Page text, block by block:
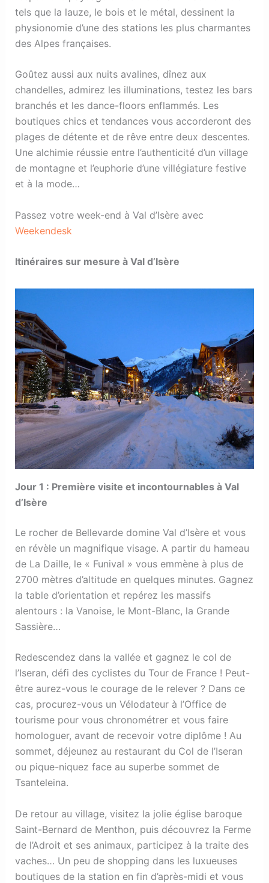
tels que la lauze, le bois et le métal, dessinent la
physionomie d’une des stations les plus charmantes
des Alpes françaises.
Goûtez aussi aux nuits avalines, dînez aux
chandelles, admirez les illuminations, testez les bars
branchés et les dance-floors enflammés. Les
boutiques chics et tendances vous accorderont des
plages de détente et de rêve entre deux descentes.
Une alchimie réussie entre l’authenticité d’un village
de montagne et l’euphorie d’une villégiature festive
et à la mode…
Passez votre week-end à Val d’Isère avec
Weekendesk
Itinéraires sur mesure à Val d’Isère
Jour 1 : Première visite et incontournables à Val
d’Isère
Le rocher de Bellevarde domine Val d’Isère et vous
en révèle un magnifique visage. A partir du hameau
de La Daille, le « Funival » vous emmène à plus de
2700 mètres d’altitude en quelques minutes. Gagnez
la table d’orientation et repérez les massifs
alentours : la Vanoise, le Mont-Blanc, la Grande
Sassière…
Redescendez dans la vallée et gagnez le col de
l’Iseran, défi des cyclistes du Tour de France ! Peut-
être aurez-vous le courage de le relever ? Dans ce
cas, procurez-vous un Vélodateur à l’Office de
tourisme pour vous chronométrer et vous faire
homologuer, avant de recevoir votre diplôme ! Au
sommet, déjeunez au restaurant du Col de l’Iseran
ou pique-niquez face au superbe sommet de
Tsanteleina.
De retour au village, visitez la jolie église baroque
Saint-Bernard de Menthon, puis découvrez la Ferme
de l’Adroit et ses animaux, participez à la traite des
vaches… Un peu de shopping dans les luxueuses
boutiques de la station en fin d’après-midi et vous